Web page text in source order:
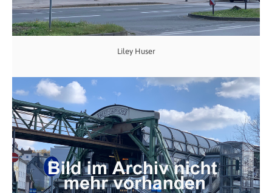
Liley Huser